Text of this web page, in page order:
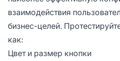
взаимодействия
бизнес-целей.
как:
Цвет и размер кнопки